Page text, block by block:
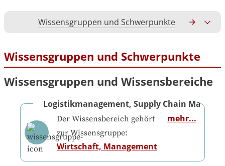
Wissensgruppen und Schwerpunkte
Wissensgruppen und Schwerpunkte
Wissensgruppen und Wissensbereiche
Logistikmanagement, Supply Chain
Der Wissensbereich gehört
zur Wissensgruppe:
Wirtschaft, Management
mehr...